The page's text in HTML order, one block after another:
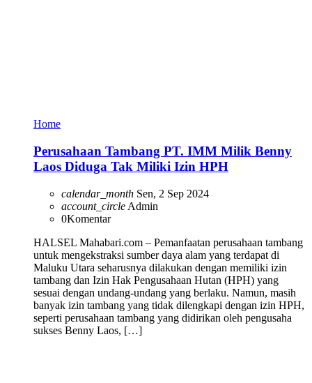
Home
Perusahaan Tambang PT. IMM Milik Benny
Laos Diduga Tak Miliki Izin HPH
calendar_month Sen, 2 Sep 2024
account_circle Admin
0Komentar
HALSEL Mahabari.com – Pemanfaatan perusahaan tambang
untuk mengekstraksi sumber daya alam yang terdapat di
Maluku Utara seharusnya dilakukan dengan memiliki izin
tambang dan Izin Hak Pengusahaan Hutan (HPH) yang
sesuai dengan undang-undang yang berlaku. Namun, masih
banyak izin tambang yang tidak dilengkapi dengan izin HPH,
seperti perusahaan tambang yang didirikan oleh pengusaha
sukses Benny Laos, […]